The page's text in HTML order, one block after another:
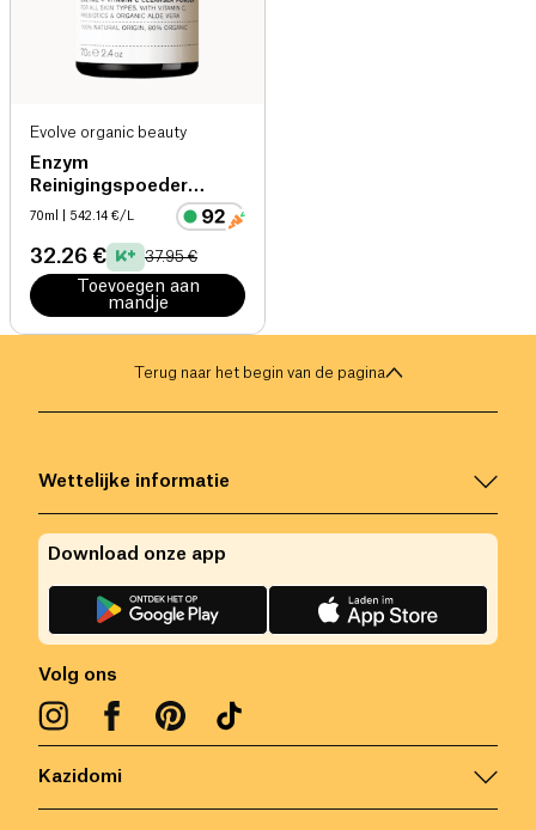
Evolve organic beauty
Enzym
Reinigingspoeder
Vitamine C
70ml | 542.14 €/L
32.26 € 37.95 €
Toevoegen aan
mandje
Terug naar het begin van de pagina
Kazidomi
Wettelijke informatie
Volg ons
Download onze app